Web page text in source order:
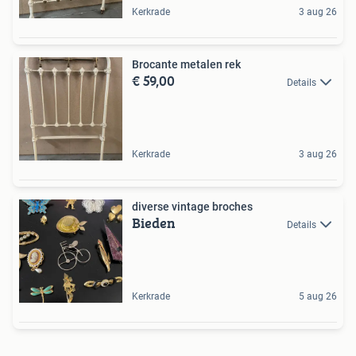
Kerkrade 3 aug 26
Brocante metalen rek
€ 59,00 Details
Kerkrade 3 aug 26
diverse vintage broches
Bieden Details
Kerkrade 5 aug 26